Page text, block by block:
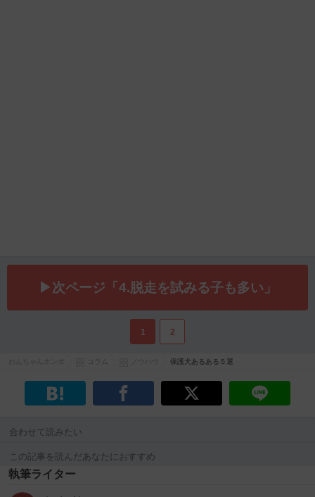
▶次ページ「4.脱走を試みる子も多い」
1 2
保護犬あるある５選
合わせて読みたい
この記事を読んだあなたにおすすめ
執筆ライター